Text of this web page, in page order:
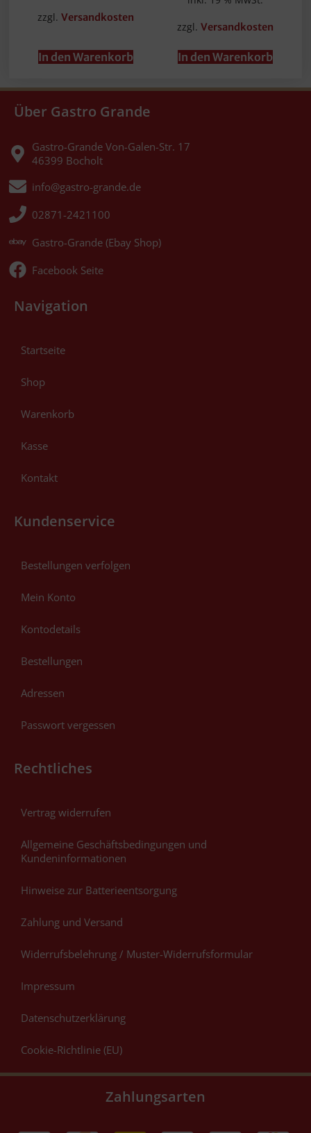
zzgl.Versandkosten
In den Warenkorb
zzgl. Versandkosten
In den Warenkorb
Über Gastro Grande
Gastro-Grande Von-Galen-Str. 17
46399 Bocholt
info@gastro-grande.de
02871-2421100
Gastro-Grande (Ebay Shop)
Facebook Seite
Navigation
Startseite
Shop
Warenkorb
Kasse
Kontakt
Kundenservice
Bestellungen verfolgen
Mein Konto
Kontodetails
Bestellungen
Adressen
Passwort vergessen
Rechtliches
Vertrag widerrufen
Allgemeine Geschäftsbedingungen und
Kundeninformationen
Hinweise zur Batterieentsorgung
Zahlung und Versand
Widerrufsbelehrung / Muster-Widerrufsformular
Impressum
Datenschutzerklärung
Cookie-Richtlinie (EU)
Zahlungsarten